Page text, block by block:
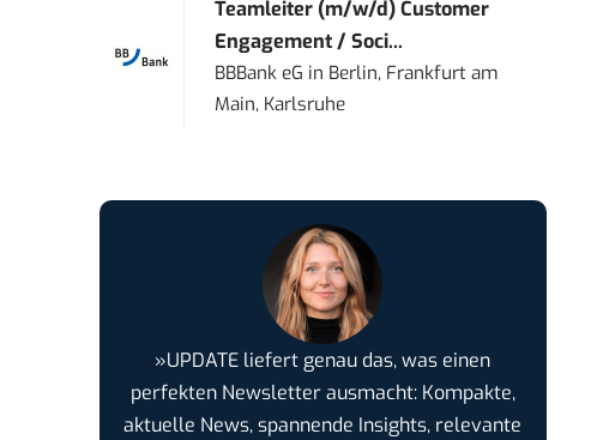
Teamleiter (m/w/d) Customer
Engagement / Soci...
BBBank eG in Berlin, Frankfurt am
Main, Karlsruhe
»UPDATE liefert genau das, was einen
perfekten Newsletter ausmacht: Kompakte,
aktuelle News, spannende Insights, relevante